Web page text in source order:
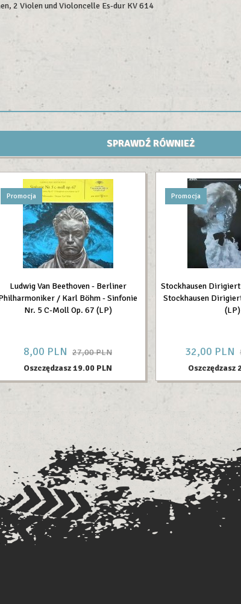
2 Violen und Violoncelle Es-dur KV 614
SPRAWDŹ RÓWNIEŻ
Promocja
Ludwig Van Beethoven - Berliner
/ Karl Böhm - Sinfonie
Nr. 5 C-Moll Op. 67 (LP)
8,00 PLN 27,00 PLN
Oszczędzasz 19.00 PLN
Promocja
Stockhausen
Stockhausen
(LP)
32,00 PLN
Oszczędzasz